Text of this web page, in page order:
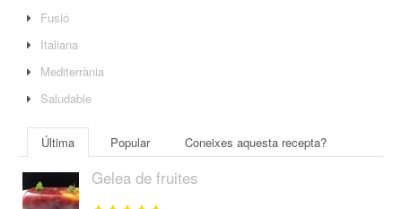
Fusió
Italiana
Mediterrània
Saludable
Última Popular Coneixes aquesta recepta?
Gelea de fruites